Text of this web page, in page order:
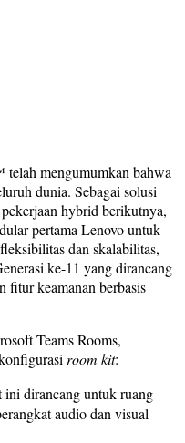
mengumumkan bahwa
dunia. Sebagai solusi
hybrid berikutnya,
pertama Lenovo untuk
dan skalabilitas,
ke-11 yang dirancang
fitur keamanan berbasis
Teams Rooms,
room kit:
dirancang untuk ruang
audio dan visual